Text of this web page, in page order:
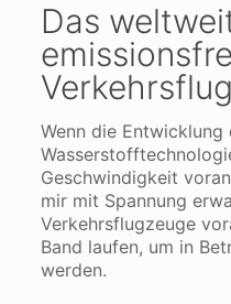
Das
Wenn die Entwicklung
Geschwindigkeit
mir mit Spannung
Verkehrsflugzeuge
Band laufen, um in
werden.